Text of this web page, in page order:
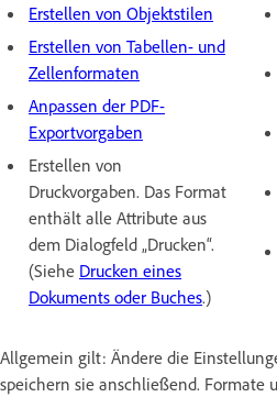
Erstellen von Objektstilen
Erstellen von Tabellen- und
Zellenformaten
Anpassen der PDF-
Exportvorgaben
Erstellen von
Druckvorgaben. Das Format
enthält alle Attribute aus
dem Dialogfeld „Drucken“.
(Siehe Drucken eines
Dokuments oder Buches.)
Allgemein gilt: Ändere die
speichern sie anschließend. Formate